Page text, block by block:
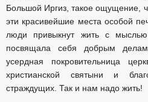
Большой Иргиз, такое ощущение,
эти красивейшие места особой
люди привыкнут жить с
посвящала себя добрым
усердная покровительница
христианской святыни и
страждущих. Так и нам надо жить!